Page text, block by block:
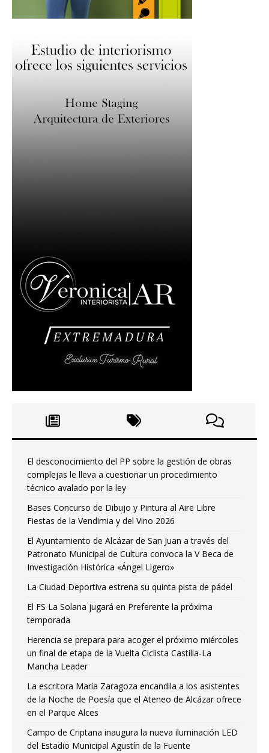
El desconocimiento del PP sobre la gestión de obras
complejas le lleva a cuestionar un procedimiento
técnico avalado por la ley
Bases Concurso de Dibujo y Pintura al Aire Libre
Fiestas de la Vendimia y del Vino 2026
El Ayuntamiento de Alcázar de San Juan a través del
Patronato Municipal de Cultura convoca la V Beca de
Investigación Histórica «Ángel Ligero»
La Ciudad Deportiva estrena su quinta pista de pádel
El FS La Solana jugará en Preferente la próxima
temporada
Herencia se prepara para acoger el próximo miércoles
un final de etapa de la Vuelta Ciclista Castilla-La
Mancha Leader
La escritora María Zaragoza encandila a los asistentes
de la Noche de Poesía que el Ateneo de Alcázar ofrece
en el Parque Alces
Campo de Criptana inaugura la nueva iluminación LED
del Estadio Municipal Agustín de la Fuente